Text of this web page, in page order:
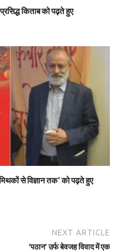
किताब को पढ़ते हुए
से विज्ञान तक’ को पढ़ते हुए
NEXT ARTICLE
‘पठान’ उर्फ बेवजह विवाद में एक